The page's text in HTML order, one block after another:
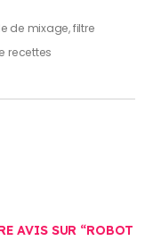
de mixage, filtre
recettes
AVIS SUR “ROBOT